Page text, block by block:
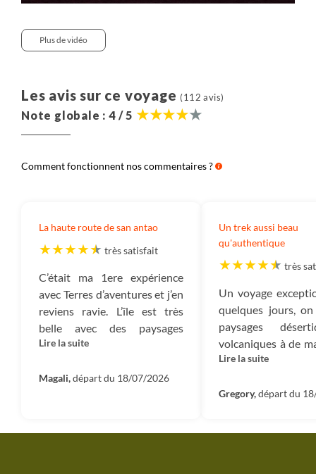
Plus de vidéo
Les avis sur ce voyage (112 avis)
Note globale : 4 / 5
Comment fonctionnent nos commentaires ?
La haute route de san antao
très satisfait
C’était ma 1ere expérience
avec Terres d’aventures et j’en
reviens ravie. L’île est très
belle avec des paysages
extrêmement contrastés.
yeux. Rien à redire sur
Lire la suite
Magali,départ du 18/07/2026
Un trek aussi beau
qu'authentique
très
Un voyage
quelques jours,
paysages
volcaniques à de
pinèdes,
luxuriante. Une
Lire la suite
Gregory,départ du